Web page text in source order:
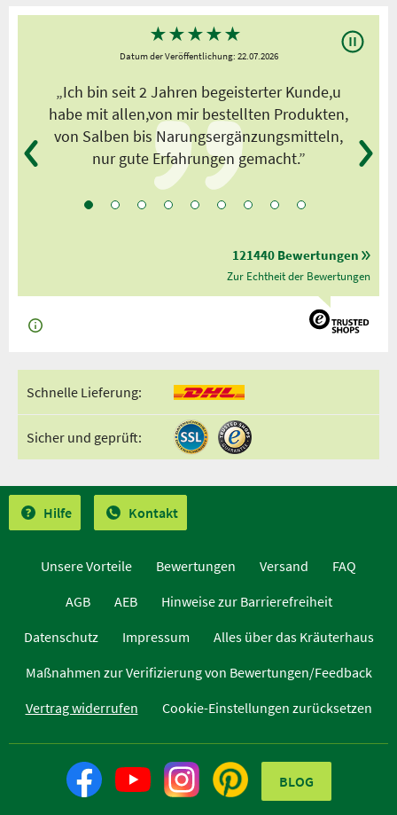
★★★★★
Datum der Veröffentlichung: 22.07.2026
„Ich bin seit 2 Jahren begeisterter Kunde,u
habe mit allen,von mir bestellten Produkten,
von Salben bis Narungsergänzungsmitteln,
nur gute Erfahrungen gemacht.”
121440 Bewertungen
Zur Echtheit der Bewertungen
Schnelle Lieferung:
Sicher und geprüft:
Hilfe Kontakt
Unsere Vorteile Bewertungen Versand
FAQ
AGB
AEB
Hinweise zur Barrierefreiheit
Datenschutz
Impressum
Alles über das Kräuterhaus
Maßnahmen zur Verifizierung von Bewertungen/Feedback
Vertrag widerrufen
Cookie-Einstellungen zurücksetzen
BLOG